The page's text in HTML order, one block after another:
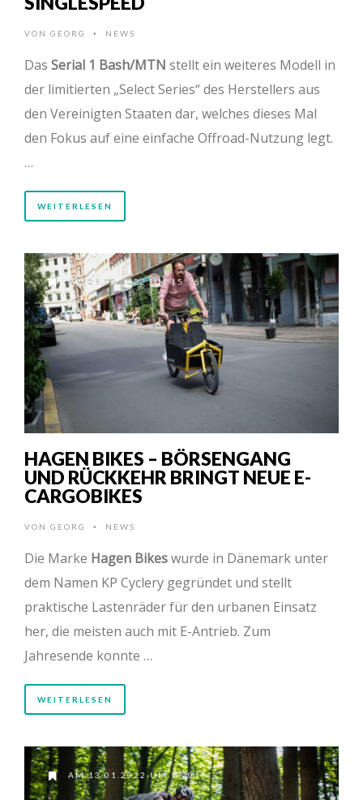
VON GEORG • NEWS
Das Serial 1 Bash/MTN stellt ein weiteres Modell in
der limitierten „Select Series“ des Herstellers aus
den Vereinigten Staaten dar, welches dieses Mal
den Fokus auf eine einfache Offroad-Nutzung legt.
…
WEITERLESEN
AM 09.03.2022 UM 15:36
HAGEN BIKES – BÖRSENGANG
UND RÜCKKEHR BRINGT NEUE E-
CARGOBIKES
VON GEORG • NEWS
Die Marke Hagen Bikeswurde in Dänemark unter
dem Namen KP Cyclery gegründet und stellt
praktische Lastenräder für den urbanen Einsatz
her, die meisten auch mit E-Antrieb. Zum
Jahresende konnte …
WEITERLESEN
AM 13.01.2022 UM 17:01